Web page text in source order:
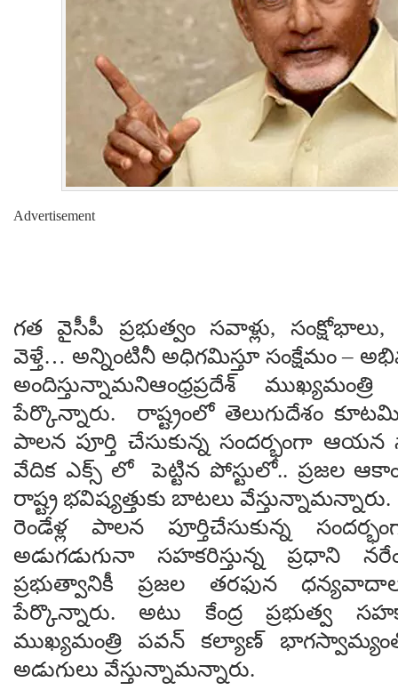
Advertisement
గత వైసీపీ ప్రభుత్వం సవాళ్లు,
వెళ్తే… అన్నింటినీ అధిగమిస్తూ సంక్షేమం –
అందిస్తున్నామనిఆంధ్రప్రదేశ్
పేర్కొన్నారు. రాష్ట్రంలో తెలుగుదేశం కూటమి
పాలన పూర్తి చేసుకున్న సందర్భంగా
వేదిక ఎక్స్ లో పెట్టిన పోస్టులో.. ప్రజల
రాష్ట్ర భవిష్యత్తుకు బాటలు వేస్తున్నామన్నారు.
రెండేళ్ల పాలన పూర్తిచేసుకున్న
అడుగడుగునా సహకరిస్తున్న ప్రధాని
ప్రభుత్వానికీ ప్రజల తరఫున
పేర్కొన్నారు. అటు కేంద్ర ప్రభుత్వ
ముఖ్యమంత్రి పవన్ కల్యాణ్
అడుగులు వేస్తున్నామన్నారు.